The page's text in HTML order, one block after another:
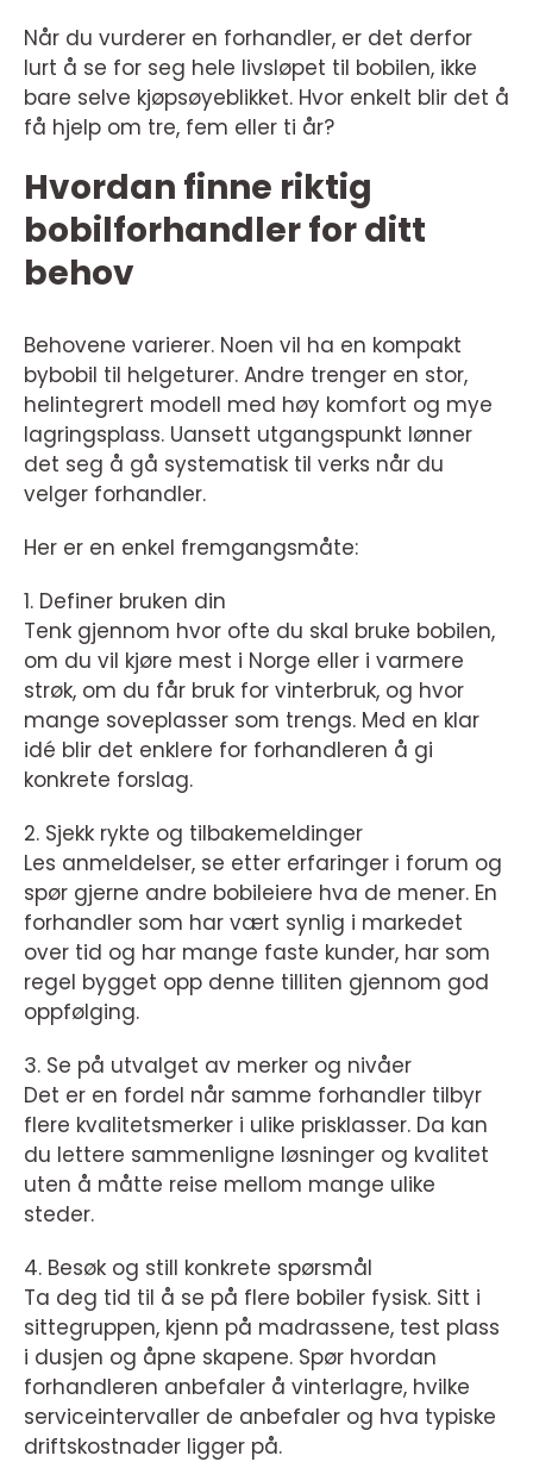
Når du vurderer en forhandler, er det derfor
lurt å se for seg hele livsløpet til bobilen, ikke
bare selve kjøpsøyeblikket. Hvor enkelt blir det å
få hjelp om tre, fem eller ti år?
Hvordan finne riktig
bobilforhandler for ditt
behov
Behovene varierer. Noen vil ha en kompakt
bybobil til helgeturer. Andre trenger en stor,
helintegrert modell med høy komfort og mye
lagringsplass. Uansett utgangspunkt lønner
det seg å gå systematisk til verks når du
velger forhandler.
Her er en enkel fremgangsmåte:
1. Definer bruken din
Tenk gjennom hvor ofte du skal bruke bobilen,
om du vil kjøre mest i Norge eller i varmere
strøk, om du får bruk for vinterbruk, og hvor
mange soveplasser som trengs. Med en klar
idé blir det enklere for forhandleren å gi
konkrete forslag.
2. Sjekk rykte og tilbakemeldinger
Les anmeldelser, se etter erfaringer i forum og
spør gjerne andre bobileiere hva de mener. En
forhandler som har vært synlig i markedet
over tid og har mange faste kunder, har som
regel bygget opp denne tilliten gjennom god
oppfølging.
3. Se på utvalget av merker og nivåer
Det er en fordel når samme forhandler tilbyr
flere kvalitetsmerker i ulike prisklasser. Da kan
du lettere sammenligne løsninger og kvalitet
uten å måtte reise mellom mange ulike
steder.
4. Besøk og still konkrete spørsmål
Ta deg tid til å se på flere bobiler fysisk. Sitt i
sittegruppen, kjenn på madrassene, test plass
i dusjen og åpne skapene. Spør hvordan
forhandleren anbefaler å vinterlagre, hvilke
serviceintervaller de anbefaler og hva typiske
driftskostnader ligger på.